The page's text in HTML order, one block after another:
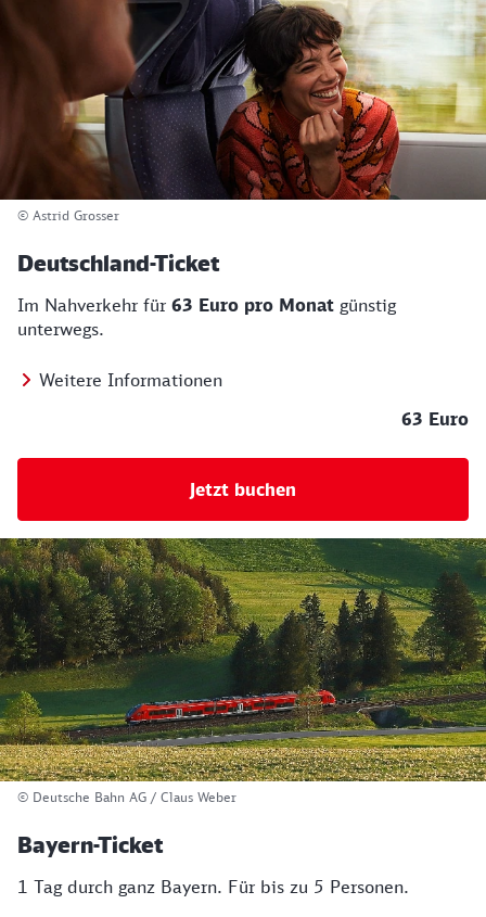
© Astrid Grosser
Deutschland-Ticket
Im Nahverkehr für 63 Euro pro Monat günstig
unterwegs.
Weitere Informationen
63 Euro
Jetzt buchen
© Deutsche Bahn AG / Claus Weber
Bayern-Ticket
1 Tag durch ganz Bayern. Für bis zu 5 Personen.